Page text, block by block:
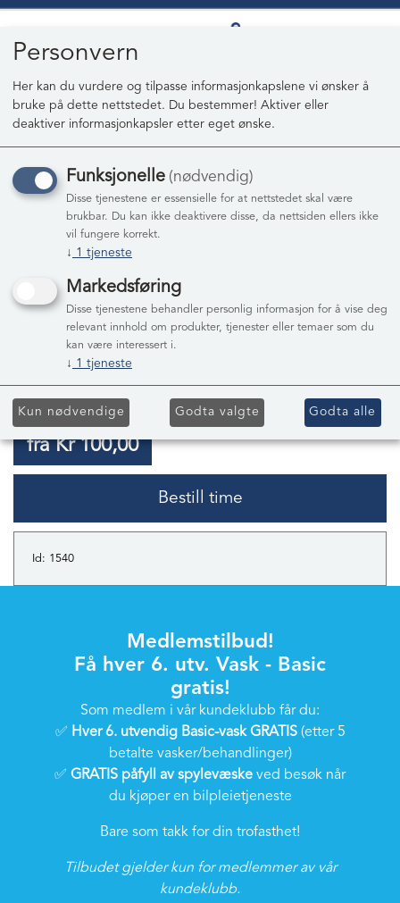
VASK AV SKIBOKS
Bilvask
fra Kr 100,00
Bestill time
Id: 1540
Medlemstilbud!
Få hver 6. utv. Vask - Basic
gratis!
Som medlem i vår kundeklubb får du:
✅ Hver 6. utvendig Basic-vask GRATIS(etter 5
betalte vasker/behandlinger)
✅ GRATIS påfyll av spylevæske ved besøk når
du kjøper en bilpleietjeneste
Bare som takk for din trofasthet!
Tilbudet gjelder kun for medlemmer av vår
kundeklubb.
Personvern
Her kan du vurdere og tilpasse informasjonkapslene vi ønsker å
bruke på dette nettstedet. Du bestemmer! Aktiver eller
deaktiver informasjonkapsler etter eget ønske.
Funksjonelle (nødvendig)
Disse tjenestene er essensielle for at nettstedet skal være
brukbar. Du kan ikke deaktivere disse, da nettsiden ellers ikke
vil fungere korrekt.
↓ 1 tjeneste
Markedsføring
Disse tjenestene behandler personlig informasjon for å vise deg
relevant innhold om produkter, tjenester eller temaer som du
kan være interessert i.
↓ 1 tjeneste
Kun nødvendige Godta valgte Godta alle